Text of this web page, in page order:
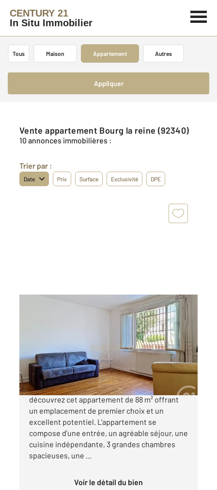
CENTURY 21
In Situ Immobilier
Tous Maison Appartement Autres
Appliquer
Vente appartement Bourg la reine (92340)
10 annonces immobilières :
Trier par :
Date Prix Surface Exclusivité DPE
Appartement F4 à vendre
445 000 €
Idéalement situé au cœur de Bourg-la-Reine,
découvrez cet appartement de 88 m² offrant
un emplacement de premier choix et un
excellent potentiel. L'appartement se
compose d'une entrée, un agréable séjour, une
cuisine indépendante, 3 grandes chambres
spacieuses, une ...
Voir le détail du bien